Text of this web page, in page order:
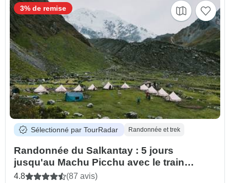
Sélectionné par TourRadar Randonnée et trek
Randonnée du Salkantay : 5 jours
jusqu'au Machu Picchu avec le train
Vistadome
4.8 (87 avis)
3% de remise